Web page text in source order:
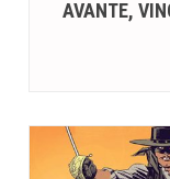
AVANTE,